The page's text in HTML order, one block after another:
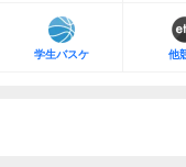
学生バスケ 他